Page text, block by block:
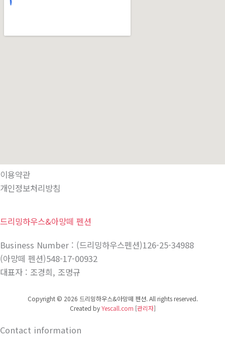
이용약관
개인정보처리방침
드리밍하우스&아망떼 펜션
Business Number : (드리밍하우스펜션)126-25-34988
(아망떼 펜션)548-17-00932
대표자 : 조경희, 조명규
Copyright © 2026 드리밍하우스&아망떼 펜션. All rights reserved.
Created byYescall.com [관리자]
Contact information